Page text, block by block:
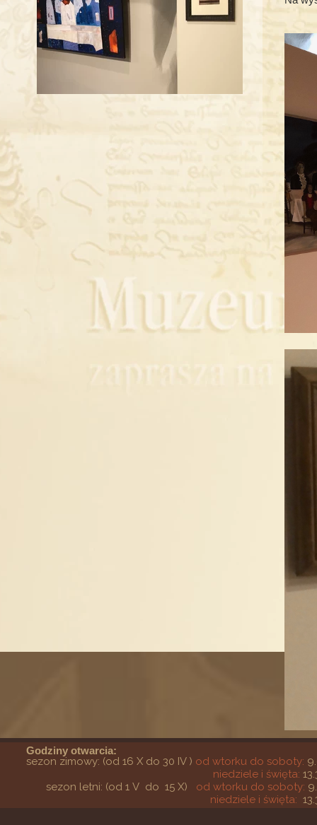
Godziny otwarcia:
sezon zimowy: (od 16 X do 30 IV ) od wtorku do soboty:
niedziele i święta:
sezon letni: (od 1 V do 15 X) od wtorku do soboty:
niedziele i święta: